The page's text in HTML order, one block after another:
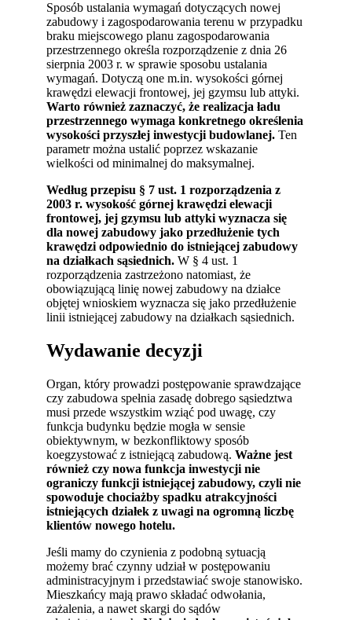
Sposób ustalania wymagań dotyczących nowej
zabudowy i zagospodarowania terenu w przypadku
braku miejscowego planu zagospodarowania
przestrzennego określa rozporządzenie z dnia 26
sierpnia 2003 r. w sprawie sposobu ustalania
wymagań. Dotyczą one m.in. wysokości górnej
krawędzi elewacji frontowej, jej gzymsu lub attyki.
Warto również zaznaczyć, że realizacja ładu
przestrzennego wymaga konkretnego określenia
wysokości przyszłej inwestycji budowlanej. Ten
parametr można ustalić poprzez wskazanie
wielkości od minimalnej do maksymalnej.
Według przepisu § 7 ust. 1 rozporządzenia z
2003 r. wysokość górnej krawędzi elewacji
frontowej, jej gzymsu lub attyki wyznacza się
dla nowej zabudowy jako przedłużenie tych
krawędzi odpowiednio do istniejącej zabudowy
na działkach sąsiednich. W § 4 ust. 1
rozporządzenia zastrzeżono natomiast, że
obowiązującą linię nowej zabudowy na działce
objętej wnioskiem wyznacza się jako przedłużenie
linii istniejącej zabudowy na działkach sąsiednich.
Wydawanie decyzji
Organ, który prowadzi postępowanie sprawdzające
czy zabudowa spełnia zasadę dobrego sąsiedztwa
musi przede wszystkim wziąć pod uwagę, czy
funkcja budynku będzie mogła w sensie
obiektywnym, w bezkonfliktowy sposób
koegzystować z istniejącą zabudową.Ważne jest
również czy nowa funkcja inwestycji nie
ograniczy funkcji istniejącej zabudowy, czyli nie
spowoduje chociażby spadku atrakcyjności
istniejących działek z uwagi na ogromną liczbę
klientów nowego hotelu.
Jeśli mamy do czynienia z podobną sytuacją
możemy brać czynny udział w postępowaniu
administracyjnym i przedstawiać swoje stanowisko.
Mieszkańcy mają prawo składać odwołania,
zażalenia, a nawet skargi do sądów